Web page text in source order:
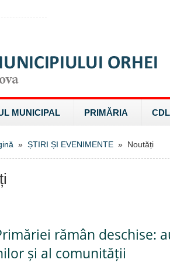
MUNICIPAL PRIMĂRIA
» ȘTIRI ȘI EVENIMENTE » Noutăți
rămân deschise:
și al comunității